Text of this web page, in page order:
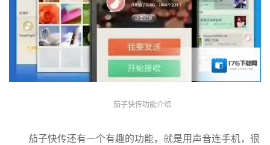
茄子快传功能介绍
茄子快传还有一个有趣的功能，就是用声音连手机，很